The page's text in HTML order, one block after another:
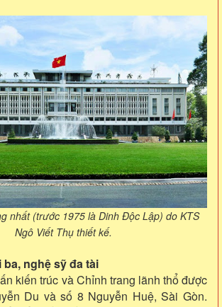
nhất (trước 1975 là Dinh Độc Lập) do KTS
Ngô Viết Thụ thiết kế.
nghệ sỹ đa tài
kiến trúc và Chỉnh trang lãnh thổ được
Du và số 8 Nguyễn Huệ, Sài Gòn.